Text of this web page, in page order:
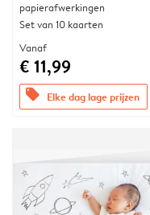
papierafwerkingen
Set van 10 kaarten
Vanaf
€ 11,99
offers Elke dag lage prijzen